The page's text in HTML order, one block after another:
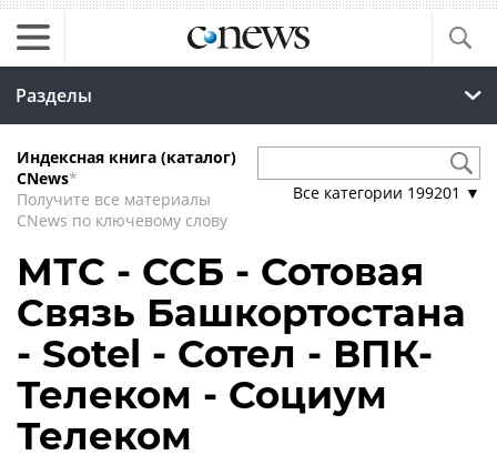
Разделы
Индексная книга (каталог)
CNews*
Получите все материалы
CNews по ключевому слову
Все категории 199201 ▼
МТС - ССБ - Сотовая
Связь Башкортостана
- Sotel - Сотел - ВПК-
Телеком - Социум
Телеком